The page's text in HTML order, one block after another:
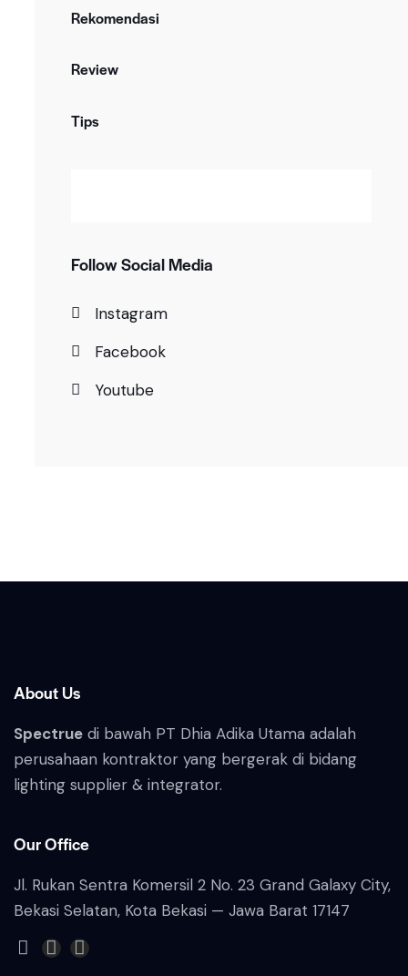
Rekomendasi
Review
Tips
Follow Social Media
Instagram
Facebook
Youtube
About Us
Spectrue di bawah PT Dhia Adika Utama adalah
perusahaan kontraktor yang bergerak di bidang
lighting supplier & integrator.
Our Office
Jl. Rukan Sentra Komersil 2 No. 23 Grand Galaxy City,
Bekasi Selatan, Kota Bekasi — Jawa Barat 17147